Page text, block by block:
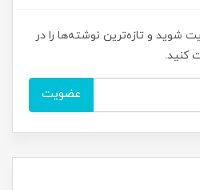
شوید و تازه‌ترین نوشته‌ها را در
کنید.
عضویت